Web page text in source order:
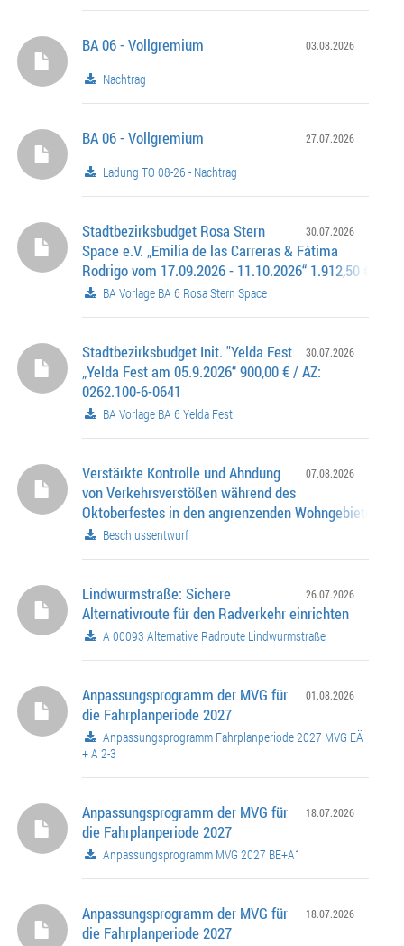
03.08.2026
BA 06 - Vollgremium
Nachtrag
27.07.2026
BA 06 - Vollgremium
Ladung TO 08-26 - Nachtrag
30.07.2026
Stadtbezirksbudget Rosa Stern
Space e.V. „Emilia de las Carreras & Fátima
Rodrigo vom 17.09.2026 - 11.10.2026“ 1.912,50 € / AZ:
0262.100-6-0643
BA Vorlage BA 6 Rosa Stern Space
30.07.2026
Stadtbezirksbudget Init. "Yelda Fest
„Yelda Fest am 05.9.2026“ 900,00 € / AZ:
0262.100-6-0641
BA Vorlage BA 6 Yelda Fest
07.08.2026
Verstärkte Kontrolle und Ahndung
von Verkehrsverstößen während des
Oktoberfestes in den angrenzenden Wohngebieten
Beschlussentwurf
26.07.2026
Lindwurmstraße: Sichere
Alternativroute für den Radverkehr einrichten
A 00093 Alternative Radroute Lindwurmstraße
01.08.2026
Anpassungsprogramm der MVG für
die Fahrplanperiode 2027
Anpassungsprogramm Fahrplanperiode 2027 MVG EÄ
+ A 2-3
18.07.2026
Anpassungsprogramm der MVG für
die Fahrplanperiode 2027
Anpassungsprogramm MVG 2027 BE+A1
18.07.2026
Anpassungsprogramm der MVG für
die Fahrplanperiode 2027